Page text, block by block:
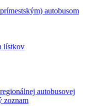
autobusom
lístkov
autobusovej
zoznam